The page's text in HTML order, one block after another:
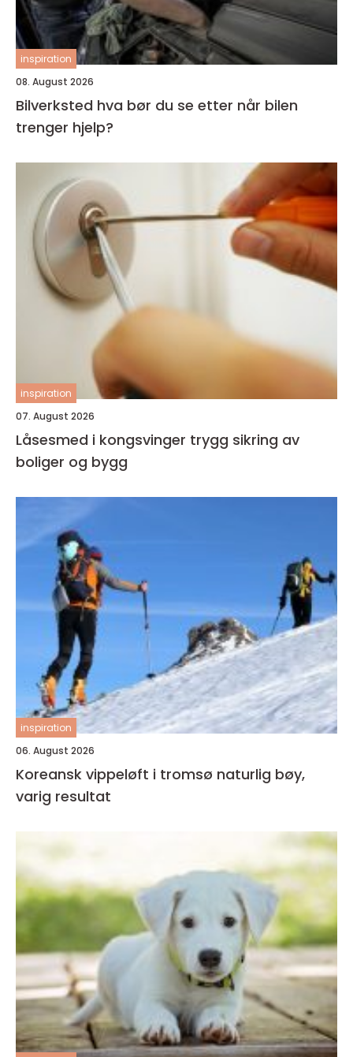
inspiration
08. August 2026
Bilverksted hva bør du se etter når bilen
trenger hjelp?
inspiration
07. August 2026
Låsesmed i kongsvinger trygg sikring av
boliger og bygg
inspiration
06. August 2026
Koreansk vippeløft i tromsø naturlig bøy,
varig resultat